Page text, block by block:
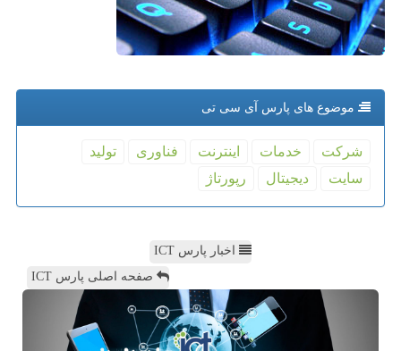
موضوع های پارس آی سی تی
شركت خدمات اینترنت فناوری
تولید
سایت
دیجیتال رپورتاژ
اخبار پارس ICT
صفحه اصلی پارس ICT